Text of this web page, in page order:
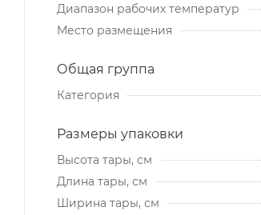
Диапазон рабочих температур
Место размещения
Общая группа
Категория
Размеры упаковки
Высота тары, см
Длина тары, см
Ширина тары, см